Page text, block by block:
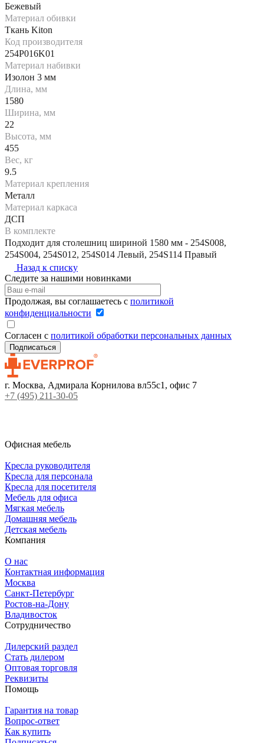
Бежевый
Материал обивки
Ткань Kiton
Код производителя
254P016K01
Материал набивки
Изолон 3 мм
Длина, мм
1580
Ширина, мм
22
Высота, мм
455
Вес, кг
9.5
Материал крепления
Металл
Материал каркаса
ДСП
В комплекте
Подходит для столешниц шириной 1580 мм - 254S008,
254S004, 254S012, 254S014 Левый, 254S114 Правый
Назад к списку
Следите за нашими новинками
Продолжая, вы соглашаетесь с политикой
конфиденциальности
Согласен с политикой обработки персональных данных
г. Москва, Адмирала Корнилова вл55с1, офис 7
+7 (495) 211-30-05
Офисная мебель
Кресла руководителя
Кресла для персонала
Кресла для посетителя
Мебель для офиса
Мягкая мебель
Домашняя мебель
Детская мебель
Компания
О нас
Контактная информация
Москва
Санкт-Петербург
Ростов-на-Дону
Владивосток
Сотрудничество
Дилерский раздел
Стать дилером
Оптовая торговля
Реквизиты
Помощь
Гарантия на товар
Вопрос-ответ
Как купить